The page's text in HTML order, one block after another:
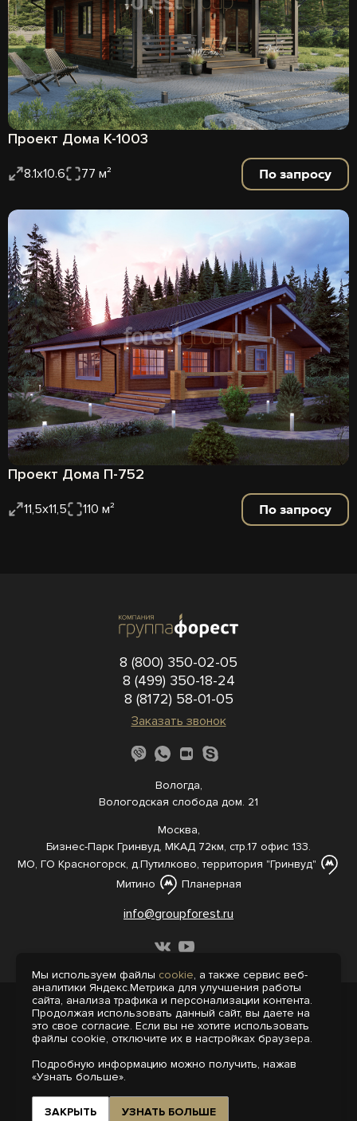
Проект Дома К-1003
8.1х10.6 77 м² По запросу
Проект Дома П-752
11,5х11,5 110 м² По запросу
8 (800) 350-02-05
8 (499) 350-18-24
8 (8172) 58-01-05
Заказать звонок
Вологда,
Вологодская слобода дом. 21
Москва,
Бизнес-Парк Гринвуд, МКАД 72км, стр.17 офис 133.
МО, ГО Красногорск, д.Путилково, территория "Гринвуд"
Митино
Планерная
info@groupforest.ru
© 2005-, 2026 Все права защищены
Информация, представленная на сайте,
не является публичной офертой.
Пользовательское соглашение
Интернет-агентство «Пегас»
Поддержка сайта на 1С-Битрикс
Мы используем файлы cookie, а также сервис веб-
аналитики Яндекс.Метрика для улучшения работы
сайта, анализа трафика и персонализации контента.
Продолжая использовать данный сайт, вы даете на
это свое согласие. Если вы не хотите использовать
файлы cookie, отключите их в настройках браузера.
Подробную информацию можно получить, нажав
«Узнать больше».
ЗАКРЫТЬ УЗНАТЬ БОЛЬШЕ